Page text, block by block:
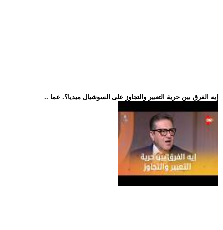
.. إيه الفرق بين حرية التعبير والتجاوز على السوشيال ميديا؟. عما